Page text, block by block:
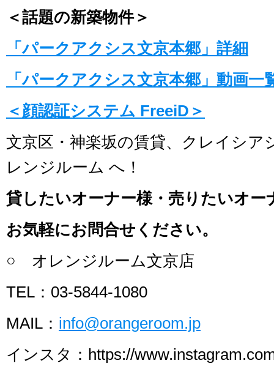
＜話題の新築物件＞
「パークアクシス文京本郷」詳細
「パークアクシス文京本郷」動画一
＜顔認証システム FreeiD＞
文京区・神楽坂の賃貸、クレイシア
レンジルーム へ！
貸したいオーナー様・売りたいオー
お気軽にお問合せください。
○ オレンジルーム文京店
TEL：03-5844-1080
MAIL： info@orangeroom.jp
インスタ：https://